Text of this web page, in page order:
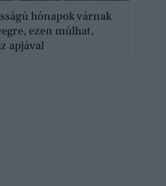
hónapok várnak
ezen múlhat,
apjával